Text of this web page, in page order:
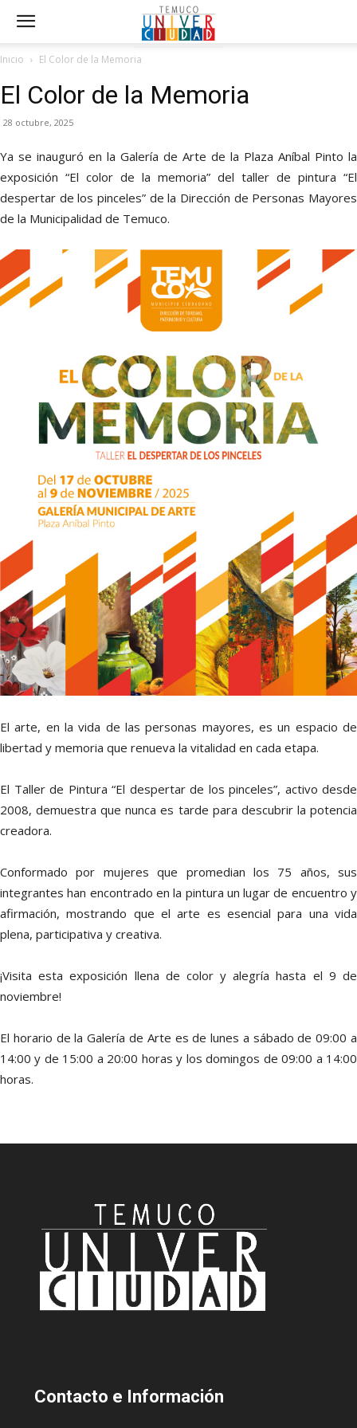
Inicio El Color de la Memoria
El Color de la Memoria
28 octubre, 2025
Ya se inauguró en la Galería de Arte de la Plaza Aníbal Pinto la
exposición “El color de la memoria” del taller de pintura “El
despertar de los pinceles” de la Dirección de Personas Mayores
de la Municipalidad de Temuco.
El arte, en la vida de las personas mayores, es un espacio de
libertad y memoria que renueva la vitalidad en cada etapa.
El Taller de Pintura “El despertar de los pinceles”, activo desde
2008, demuestra que nunca es tarde para descubrir la potencia
creadora.
Conformado por mujeres que promedian los 75 años, sus
integrantes han encontrado en la pintura un lugar de encuentro y
afirmación, mostrando que el arte es esencial para una vida
plena, participativa y creativa.
¡Visita esta exposición llena de color y alegría hasta el 9 de
noviembre!
El horario de la Galería de Arte es de lunes a sábado de 09:00 a
14:00 y de 15:00 a 20:00 horas y los domingos de 09:00 a 14:00
horas.
Contacto e Información